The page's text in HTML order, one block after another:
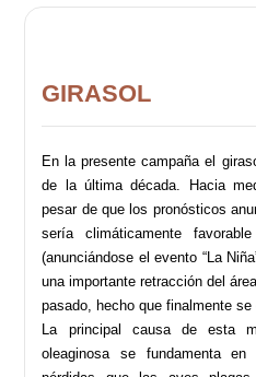
GIRASOL
En la presente campaña el
de la última década. Hacia
pesar de que los pronósticos
sería climáticamente
(anunciándose el evento “La
una importante retracción del
pasado, hecho que finalmente se
La principal causa de esta
oleaginosa se fundamenta